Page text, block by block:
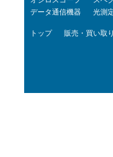
データ通信機器
光測
トップ 販売・買い取